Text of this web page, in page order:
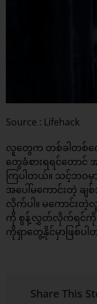
Source : Lifehack
လူတွေက တစ်ခါတစ်လေ
တွေခံစားရရင်တေ
ကြပါတယ်။ သင့်ဘဝ
အပေါ်မကောင်းတဲ့ ခ
လိုက်ပါ။ မကောင်း
ကို စွန့်လွှတ်လိုက်ရင်ကိုယ်
ကိုရှာတွေ့နိုင်မှာဖြစ်ပ
Share This